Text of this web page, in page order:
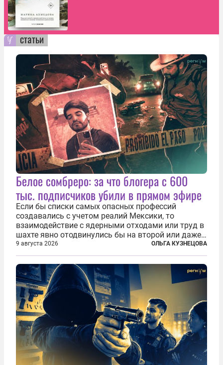
статьи
Белое сомбреро: за что блогера с 600
тыс. подписчиков убили в прямом эфире
Если бы списки самых опасных профессий
создавались с учетом реалий Мексики, то
взаимодействие с ядерными отходами или труд в
шахте явно отодвинулись бы на второй или даже
третий план. А вот блогерам, журналистам и
музыкантам пришлось бы выйти вперед. В
Кульякане, столице штата Синалоа, прямо во...
9 августа 2026 ОЛЬГА КУЗНЕЦОВА